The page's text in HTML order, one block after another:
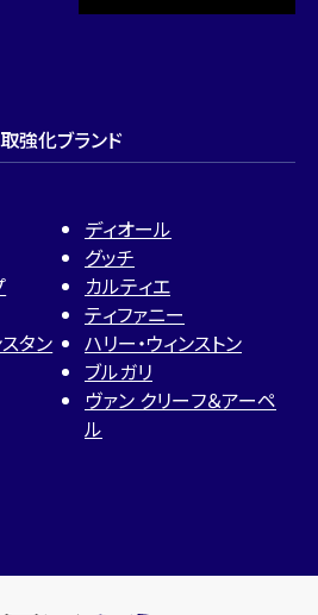
強化ブランド
タン
ディオール
グッチ
カルティエ
ティファニー
ハリー・ウィンストン
ブルガリ
ヴァン クリーフ＆アーペ
ル